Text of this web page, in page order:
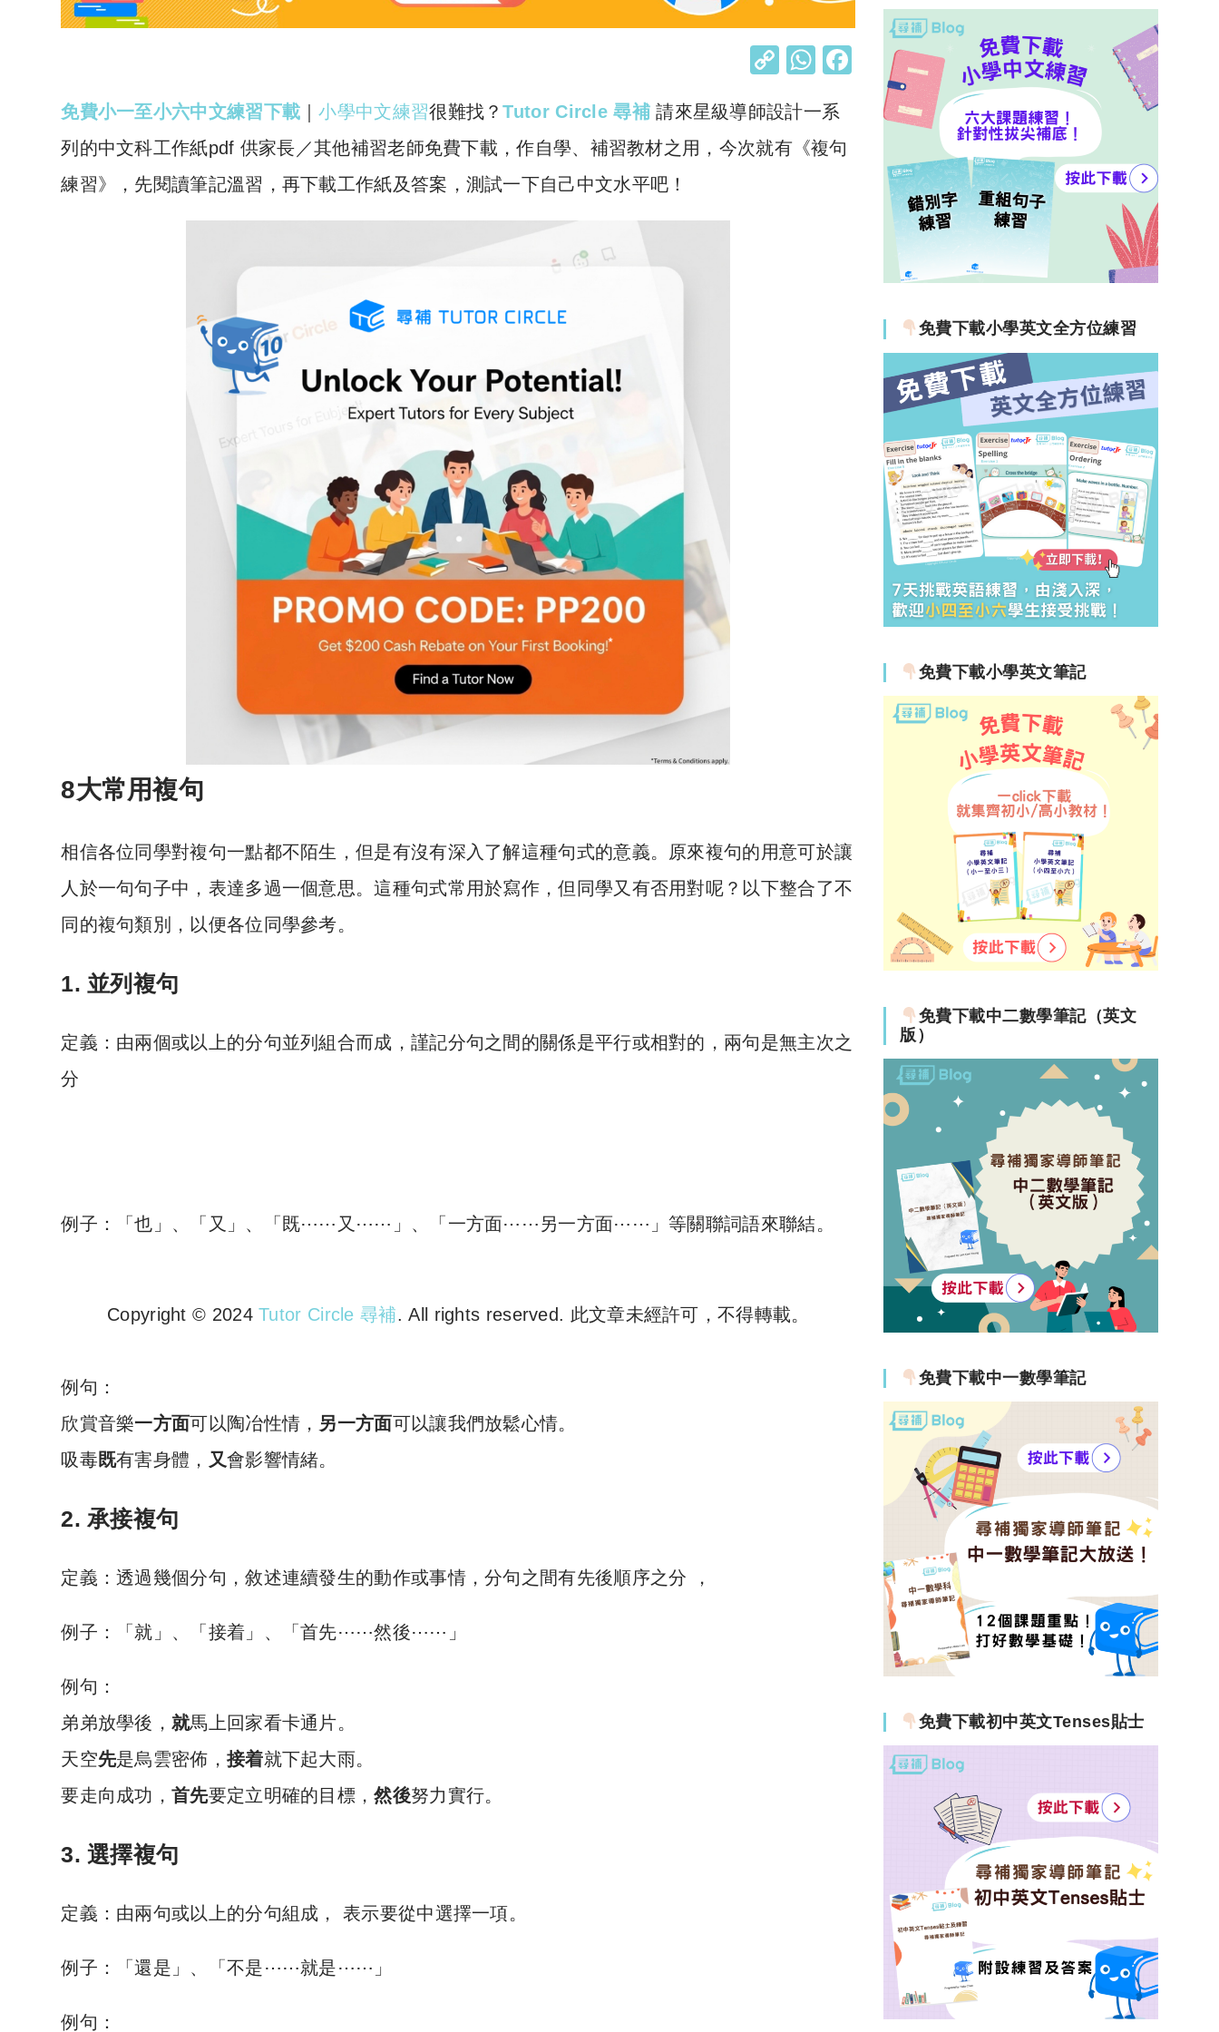
C
p
y
W
at
s
免費小一至小六中文練習下載 ｜小學中文練習很難找？Tutor Circle 尋補 請來星級導師設計一系
列的中文科工作紙pdf 供家長／其他補習老師免費下載，作自學、補習教材之用，今次就有《複句
練習》，先閱讀筆記溫習，再下載工作紙及答案，測試一下自己中文水平吧！
8大常用複句
相信各位同學對複句一點都不陌生，但是有沒有深入了解這種句式的意義。原來複句的用意可於讓
人於一句句子中，表達多過一個意思。這種句式常用於寫作，但同學又有否用對呢？以下整合了不
同的複句類別，以便各位同學參考。
1. 並列複句
定義：由兩個或以上的分句並列組合而成，謹記分句之間的關係是平行或相對的，兩句是無主次之
分
例子：「也」、「又」、「既⋯⋯又⋯⋯」、「一方面⋯⋯另一方面⋯⋯」等關聯詞語來聯結。
Copyright © 2024Tutor Circle 尋補. All rights reserved. 此文章未經許可，不得轉載。
例句：
欣賞音樂一方面可以陶冶性情， 另一方面可以讓我們放鬆心情。
吸毒既有害身體， 又會影響情緒。
2. 承接複句
定義：透過幾個分句，敘述連續發生的動作或事情，分句之間有先後順序之分 ，
例子：「就」、「接着」、「首先⋯⋯然後⋯⋯」
例句：
弟弟放學後，就馬上回家看卡通片。
天空先是烏雲密佈， 接着就下起大雨。
要走向成功，首先要定立明確的目標，然後努力實行。
3. 選擇複句
定義：由兩句或以上的分句組成， 表示要從中選擇一項。
例子：「還是」、「不是⋯⋯就是⋯⋯」
例句：
免費下載小學英文全方位練習
免費下載小學英文筆記
免費下載中二數學筆記（英文
版）
免費下載中一數學筆記
免費下載初中英文Tenses貼士